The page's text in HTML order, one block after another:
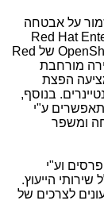
על אבטחה
Red Hat
של Red
מורחבת
הפצת
בנוסף,
ע"י
ומשפר
וע"י
הייעוץ.
לצרכים של